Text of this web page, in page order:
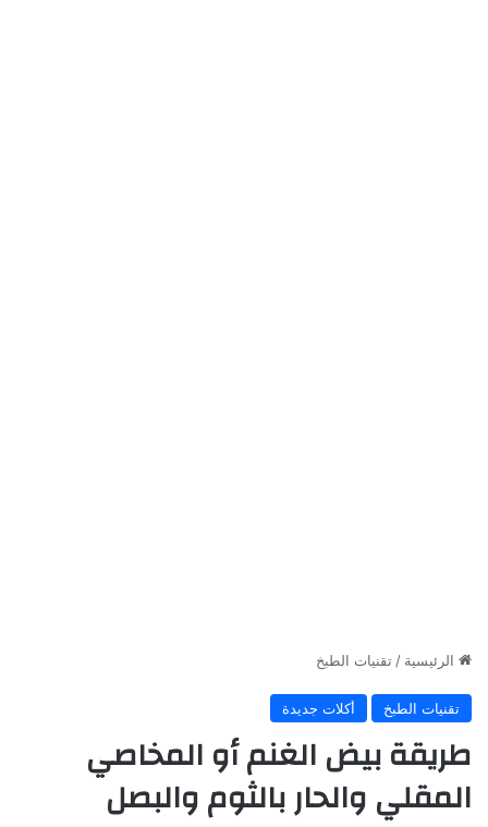
الرئيسية / تقنيات الطبخ
تقنيات الطبخ أكلات جديدة
طريقة بيض الغنم أو المخاصي
المقلي والحار بالثوم والبصل